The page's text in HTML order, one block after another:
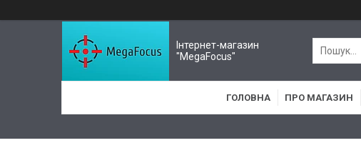
Інтернет-магазин
"MegaFocus"
ГОЛОВНА ПРО МАГАЗИН